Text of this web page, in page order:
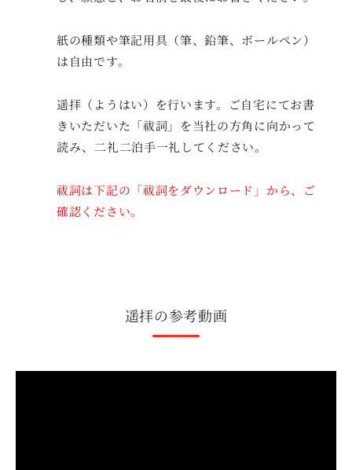
紙の種類や筆記用具（筆、鉛筆、ボールペン）
は自由です。
遥拝（ようはい）を行います。ご自宅にてお書
きいただいた「祓詞」を当社の方角に向かって
読み、二礼二泊手一礼してください。
祓詞は下記の「祓詞をダウンロード」から、ご
確認ください。
遥拝の参考動画